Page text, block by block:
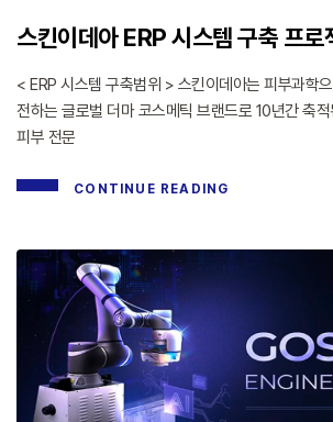
스킨이데아 ERP 시스템 구축 프로
< ERP 시스템 구축범위 > 스킨이데아는 피부과학
전하는 글로벌 더마 코스메틱 브랜드로 10년간 축
피부 전문
CONTINUE READING